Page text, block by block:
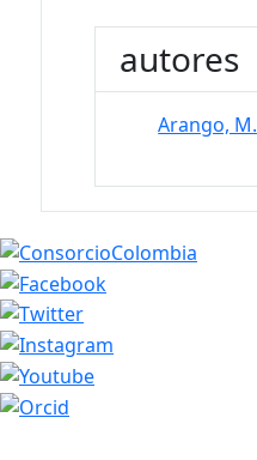
autores
Arango, M.